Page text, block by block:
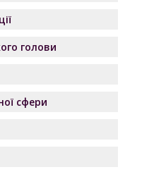
голови
сфери